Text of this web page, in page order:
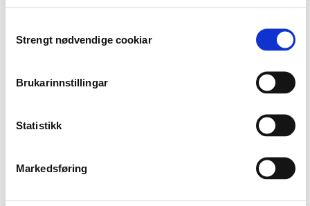
Selection
Strengt nødvendige cookiar
Brukarinnstillingar
Statistikk
Markedsføring